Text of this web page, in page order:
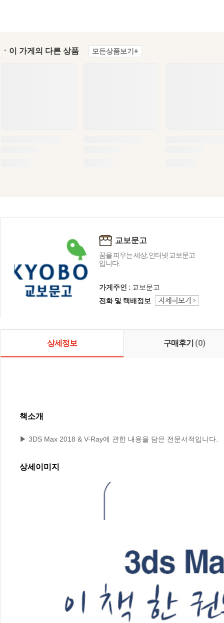
ㆍ이 가게의 다른 상품 모든상품보기+
교보문고
꿈을 피우는 세상, 인터넷 교보문고
입니다.
가게주인 : 교보문고
전화 및 택배정보
상세정보 구매후기 (0)
책소개
▶ 3DS Max 2018 & V-Ray에 관한 내용을 담은 전문서적입니다.
상세이미지